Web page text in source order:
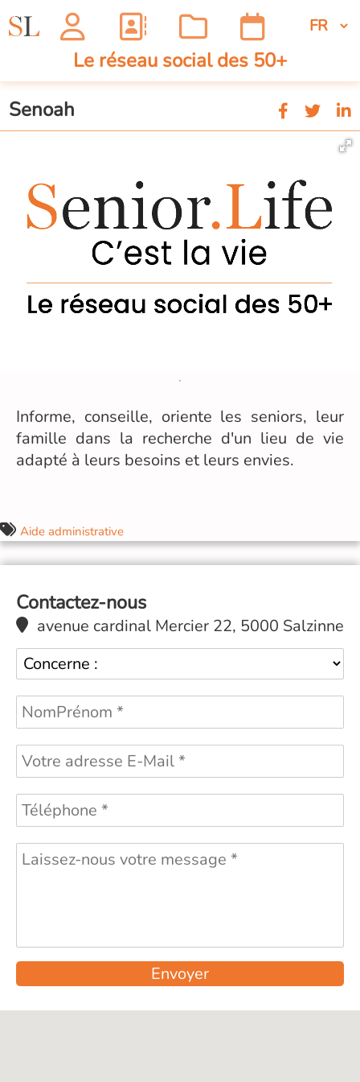
Le réseau social des 50+
Senoah
Informe, conseille, oriente les seniors, leur
famille dans la recherche d'un lieu de vie
adapté à leurs besoins et leurs envies.
Aide administrative
Contactez-nous
avenue cardinal Mercier 22, 5000 Salzinne
Envoyer